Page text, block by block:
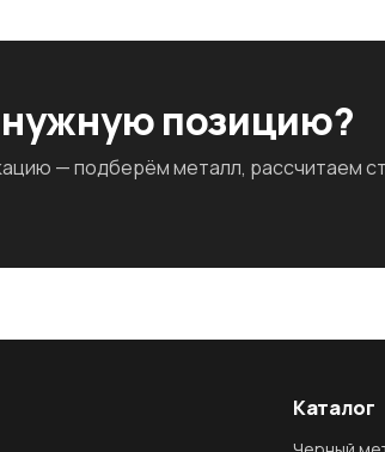
позицию?
— подберём металл, рассчитаем
Каталог